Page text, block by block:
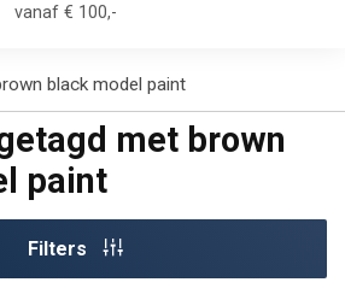
vanaf € 100,-
black model paint
met brown
paint
Filters